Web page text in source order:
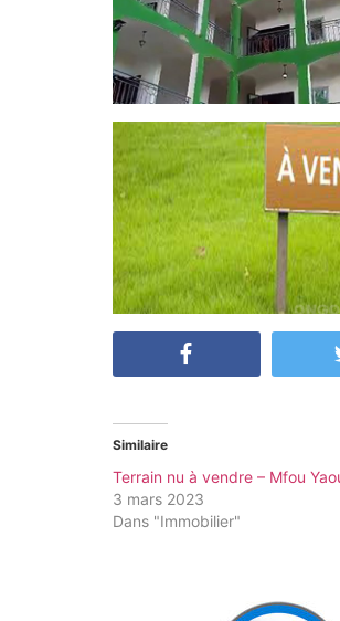
Similaire
Terrain nu à vendre – Mfou
3 mars 2023
Dans "Immobilier"